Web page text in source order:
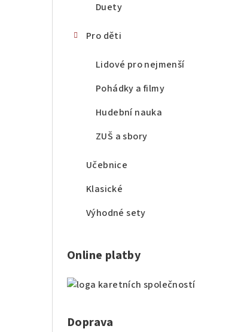
Duety
Pro děti
Lidové pro nejmenší
Pohádky a filmy
Hudební nauka
ZUŠ a sbory
Učebnice
Klasické
Výhodné sety
Online platby
Doprava